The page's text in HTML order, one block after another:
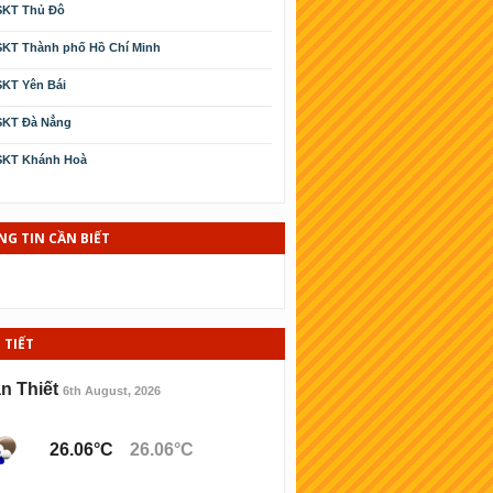
Thủ Đô
Thành phố Hồ Chí Minh
Yên Bái
Ðà Nẳng
Khánh Hoà
Phú Yên
Ninh Thuận
Bình Ðịnh
Lào cai
TIN CẦN BIẾT
TIẾT
Thiết 6th August, 2026
26.06°C 26.06°C